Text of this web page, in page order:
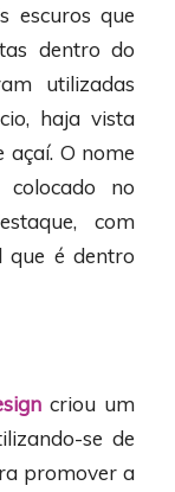
escuros que
dentro do
utilizadas
haja vista
O nome
no
com
que é dentro
criou um
se de
promover a